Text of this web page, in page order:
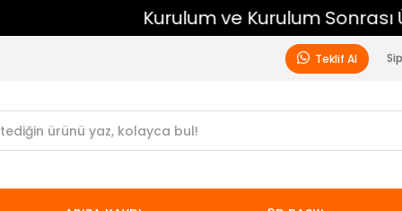
Kurulum ve Kurulum Sonrası Ücretsiz Destek
Teklif Al